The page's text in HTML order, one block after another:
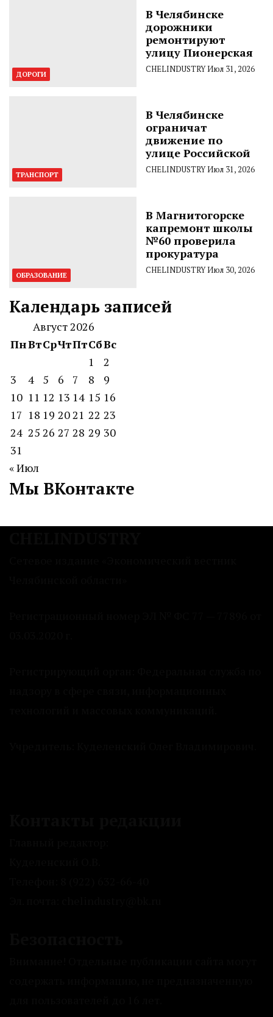
ДОРОГИ
В Челябинске
дорожники
ремонтируют
улицу Пионерская
CHELINDUSTRYИюл 31, 2026
ТРАНСПОРТ
В Челябинске
ограничат
движение по
улице Российской
CHELINDUSTRYИюл 31, 2026
ОБРАЗОВАНИЕ
В Магнитогорске
капремонт школы
№60 проверила
прокуратура
CHELINDUSTRYИюл 30, 2026
Календарь записей
Август 2026
ПнВтСрЧтПтСбВс
1
2
3
4 5 6 7 8
9
10 11 12 13 14 15 16
17 18 19 2021 22 23
24 25 26 27 28 29 30
31
« Июл
Мы ВКонтакте